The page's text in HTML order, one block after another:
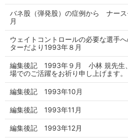
バネ股（弾発股）の症例から ナー
月
ウェイトコントロールの必要な選手
ターだより1993年８月
編集後記 1993年９月 小林 規先生
場でのご活躍をお祈り申し上げます。
編集後記 1993年10月
編集後記 1993年11月
編集後記 1993年12月